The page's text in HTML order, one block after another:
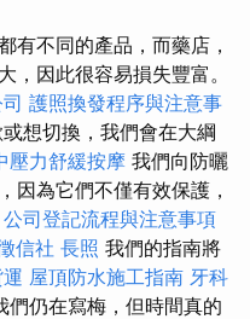
有不同的產品，而藥店，
，因此很容易損失豐富。
護照換發程序與注意事
想切換，我們會在大綱
壓力舒緩按摩 我們向防曬
因為它們不僅有效保護，
公司登記流程與注意事項
信社 長照 我們的指南將
屋頂防水施工指南 牙科
們仍在寫梅，但時間真的